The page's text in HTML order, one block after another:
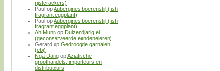
rijstcrackers)
Paul opAubergines boerenstijl (fish
fragrant eggplant)
Paul opAubergines boerenstijl (fish
fragrant eggplant)
Ah Munn op Duizendjarig ei
(geconserveerde eendeneieren)
Gerard op Gedroogde garnalen
(ebi)
Nga Dang opAziatische
groothandels, importeurs en
distributeurs